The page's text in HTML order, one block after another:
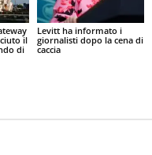
il
di
Levitt ha informato i
giornalisti dopo la cena di
caccia